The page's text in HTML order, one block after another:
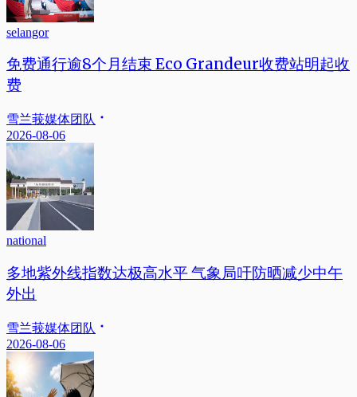
selangor
免费通行逾8个月结束 Eco Grandeur收费站明起收
费
雪兰莪媒体团队
2026-08-06
national
多地紫外线指数达极高水平 气象局吁防晒减少中午
外出
雪兰莪媒体团队
2026-08-06